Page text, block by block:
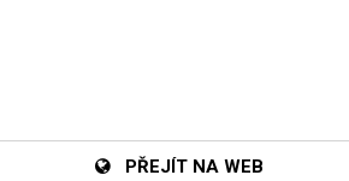
PŘEJÍT NA WEB